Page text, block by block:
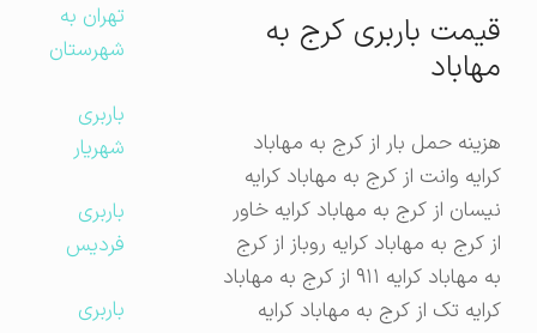
قیمت باربری کرج به
مهاباد
هزینه حمل بار از کرج به مهاباد
کرایه وانت از کرج به مهاباد کرایه
نیسان از کرج به مهاباد کرایه خاور
از کرج به مهاباد کرایه روباز از کرج
به مهاباد کرایه ۹۱۱ از کرج به مهاباد
کرایه تک از کرج به مهاباد کرایه
تهران به
شهرستان
باربری
شهریار
باربری
فردیس
باربری